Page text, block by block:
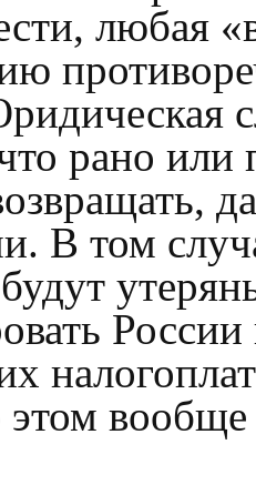
любая
рано или
В том
этом